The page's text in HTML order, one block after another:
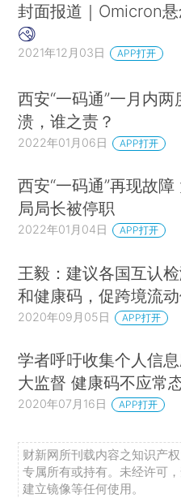
封面报道｜Omicron
2021年12月03日 APP打开
西安“一码通”一月内两
溃，谁之责？
2022年01月06日 APP打开
西安“一码通”再现故
局局长被停职
2022年01月04日 APP打开
王毅：建议各国互认
和健康码，促跨境流
2020年09月05日 APP打开
学者呼吁收集个人信
大监督 健康码不应常
2020年07月16日 APP打开
财新网所刊载内容之知识产
专属所有或持有。未经许可
建立镜像等任何使用。